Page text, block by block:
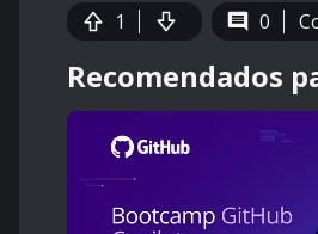
1 0
Recomendados